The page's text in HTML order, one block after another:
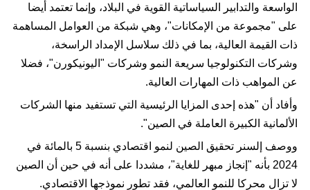
الواسعة والتدابير السياساتية القوية في البلاد، وإنما تعتمد أيضا
على "مجموعة من الإمكانات"، وهي شبكة من العوامل المساهمة
ذات القيمة العالية، بما في ذلك سلاسل الإمداد الراسخة،
وشركات التكنولوجيا سريعة النمو وشركات "اليونيكورن"، فضلا
عن المواهب ذات المهارات العالية.
وأفاد أن "هذه إحدى المزايا الرئيسية التي تستفيد منها الشركات
الألمانية الكبيرة العاملة في الصين".
ووصف إلسنر تحقيق الصين لنمو اقتصادي بنسبة 5 بالمائة في
2024 بأنه "إنجاز مبهر للغاية"، مشددا على أنه في حين أن الصين
لا تزال محركا للنمو العالمي، فقد تطور نموذجها الاقتصادي.